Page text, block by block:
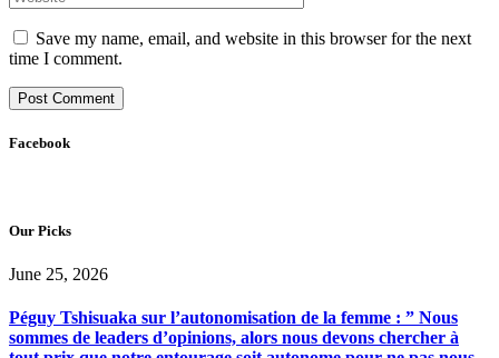
Save my name, email, and website in this browser for the next
time I comment.
Facebook
Our Picks
June 25, 2026
Péguy Tshisuaka sur l’autonomisation de la femme : ” Nous
sommes de leaders d’opinions, alors nous devons chercher à